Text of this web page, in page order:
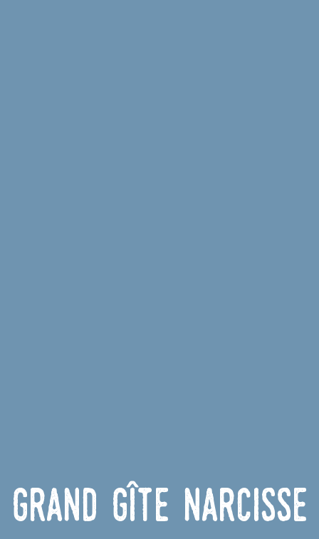
Grand gîte Narcisse